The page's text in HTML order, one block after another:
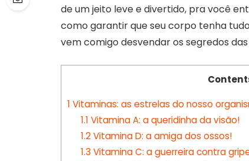
de um jeito leve e divertido, pra você
como garantir que seu corpo tenha
vem comigo desvendar os segredos
1 Vitaminas: as estrelas do nosso
1.1 Vitamina A: a queridinha da visão!
1.2Vitamina D: a amiga dos ossos!
1.3 Vitamina C: a guerreira contra